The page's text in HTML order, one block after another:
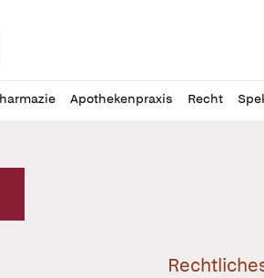
Apothekenpraxis Recht
Logo